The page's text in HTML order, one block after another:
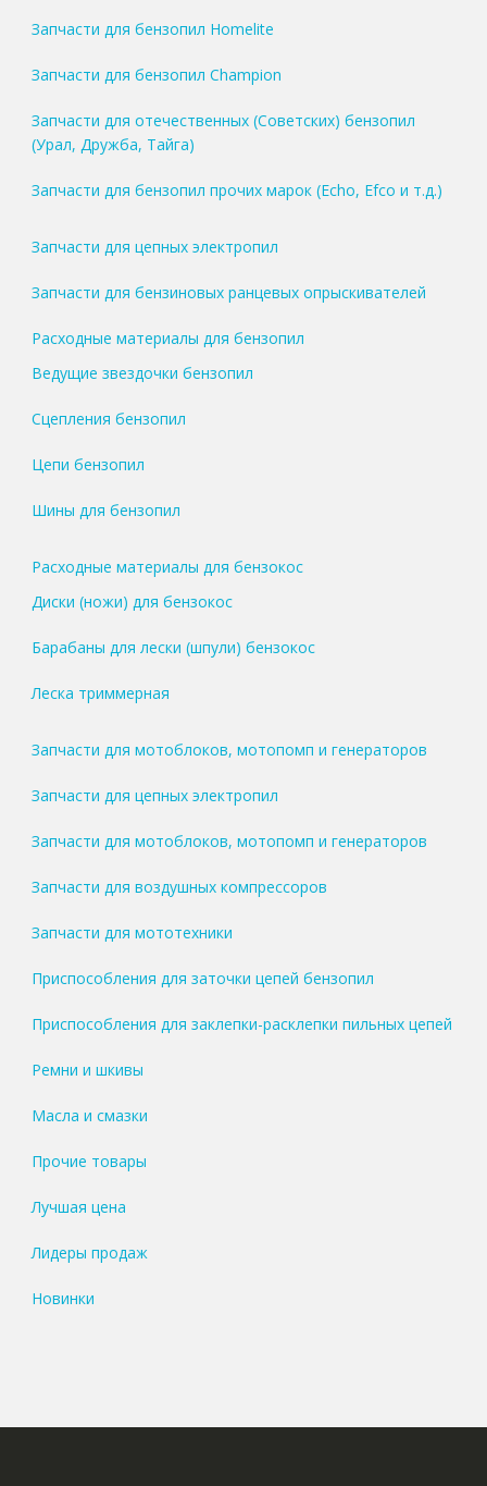
Запчасти для бензопил Homelite
Запчасти для бензопил Champion
Запчасти для отечественных (Советских) бензопил
(Урал, Дружба, Тайга)
Запчасти для бензопил прочих марок (Echo, Efco и т.д.)
Запчасти для цепных электропил
Запчасти для бензиновых ранцевых опрыскивателей
Расходные материалы для бензопил
Ведущие звездочки бензопил
Сцепления бензопил
Цепи бензопил
Шины для бензопил
Расходные материалы для бензокос
Диски (ножи) для бензокос
Барабаны для лески (шпули) бензокос
Леска триммерная
Запчасти для мотоблоков, мотопомп и генераторов
Запчасти для цепных электропил
Запчасти для мотоблоков, мотопомп и генераторов
Запчасти для воздушных компрессоров
Запчасти для мототехники
Приспособления для заточки цепей бензопил
Приспособления для заклепки-расклепки пильных цепей
Ремни и шкивы
Масла и смазки
Прочие товары
Лучшая цена
Лидеры продаж
Новинки